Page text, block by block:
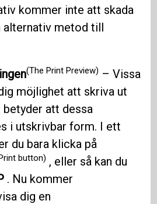
kommer inte att skada
alternativ metod till
(The Print Preview) – Vissa
möjlighet att skriva ut
att dessa
i utskrivbar form. I ett
du bara klicka på
button) , eller så kan du
. Nu kommer
dig en